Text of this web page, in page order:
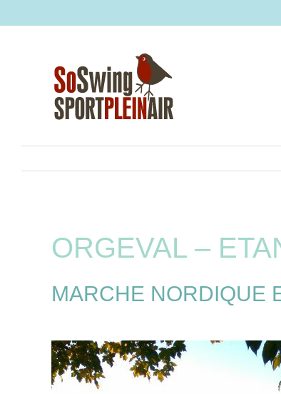
ORGEVAL –
MARCHE NORDIQUE